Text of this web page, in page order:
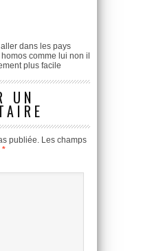
dans les pays
comme lui non il
plus facile
UN
publiée. Les champs
*